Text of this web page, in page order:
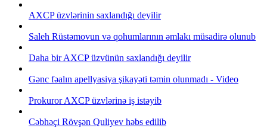
AXCP üzvlərinin saxlandığı deyilir
Saleh Rüstəmovun və qohumlarının əmlakı müsadirə olunub
Daha bir AXCP üzvünün saxlandığı deyilir
Gənc fəalın apellyasiya şikayəti təmin olunmadı - Video
Prokuror AXCP üzvlərinə iş istəyib
Cəbhəçi Rövşən Quliyev həbs edilib